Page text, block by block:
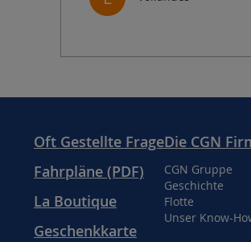
Oft Gestellte Frage
Fahrpläne (PDF)
La Boutique
Geschenkkarte
Die CGN
CGN Gruppe
Geschichte
Flotte
Unser Know-